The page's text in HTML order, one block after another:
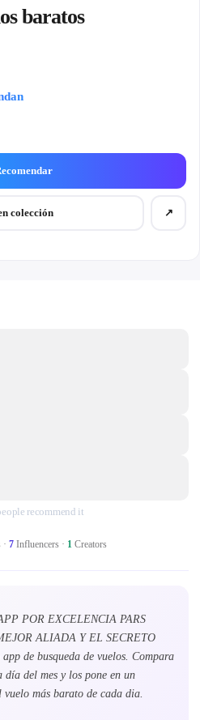
baratos
colección ↗
recommend it
· 7 Influencers · 1 Creators
POR EXCELENCIA PARS
ALIADA Y EL SECRETO
de busqueda de vuelos. Compara
día del mes y los pone en un
más barato de cada dia.